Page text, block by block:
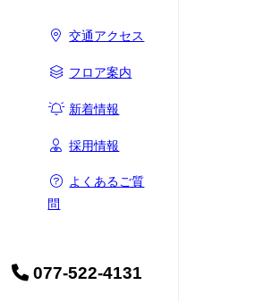
交通アクセス
フロア案内
新着情報
採用情報
よくあるご質
問
077-522-4131